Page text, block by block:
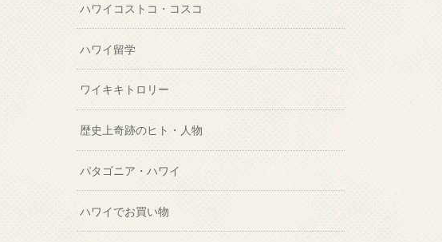
ハワイコストコ・コスコ
ハワイ留学
ワイキキトロリー
歴史上奇跡のヒト・人物
パタゴニア・ハワイ
ハワイでお買い物